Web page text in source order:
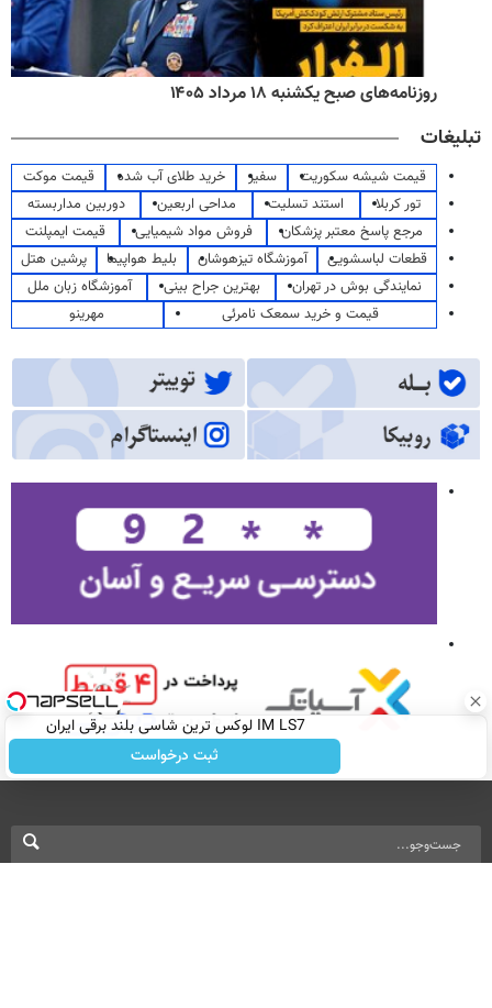
روزنامه‌های صبح یکشنبه ۱۸ مرداد ۱۴۰۵
تبلیغات
قیمت شیشه سکوریت سفیر خرید طلای آب شده
قیمت موکت
تور کربلا
استند تسلیت مداحی اربعین
دوربین مداربسته
مرجع پاسخ معتبر پزشکان
فروش مواد شیمیایی
قیمت ایمپلنت
قطعات لباسشویی
آموزشگاه تیزهوشان بلیط هواپیما
پرشین هتل
نمایندگی بوش در تهران
بهترین جراح بینی
آموزشگاه زبان ملل
قیمت و خرید سمعک نامرئی
مهرینو
IM LS7 لوکس ترین شاسی بلند برقی ایران
ثبت درخواست